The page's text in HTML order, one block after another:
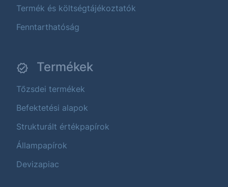
Termék és költségtájékoztatók
Fenntarthatóság
Termékek
Tőzsdei termékek
Befektetési alapok
Strukturált értékpapírok
Állampapírok
Devizapiac